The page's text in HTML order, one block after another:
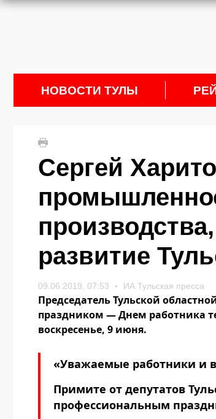
НОВОСТИ ТУЛЫ
Сергей
развитие
09.06.2019, 07:53 ИА Тульская пресса
Председатель Тульской
праздником — Днем работника
воскресенье, 9 июня.
«Уважаемые работники и
Примите от депутатов
профессиональным